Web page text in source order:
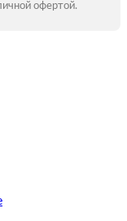
офертой.